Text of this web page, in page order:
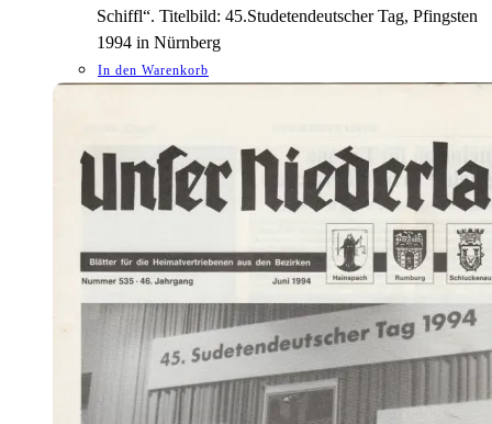
Schiffl“. Titelbild: 45.Studetendeutscher Tag, Pfingsten
1994 in Nürnberg
In den Warenkorb